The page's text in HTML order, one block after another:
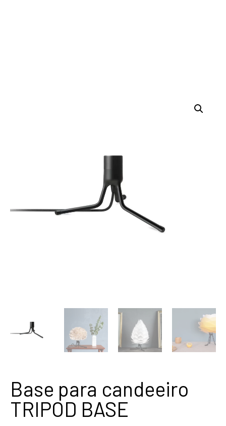
Base para candeeiro
TRIPOD BASE